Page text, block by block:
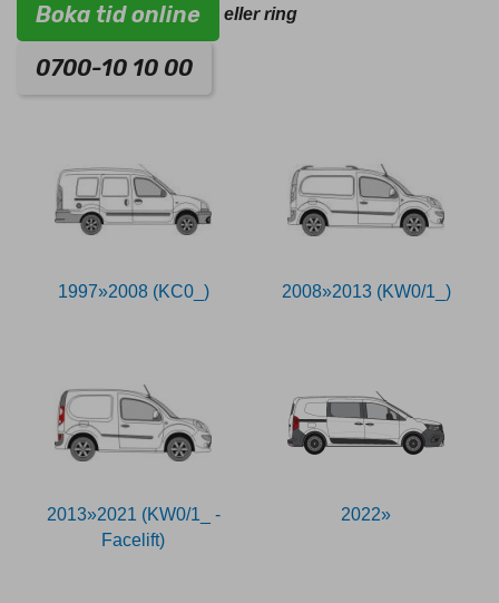
Boka tid online eller ring
0700-10 10 00
1997»2008 (KC0_) 2008»2013 (KW0/1_)
2013»2021 (KW0/1_ -
Facelift)
2022»